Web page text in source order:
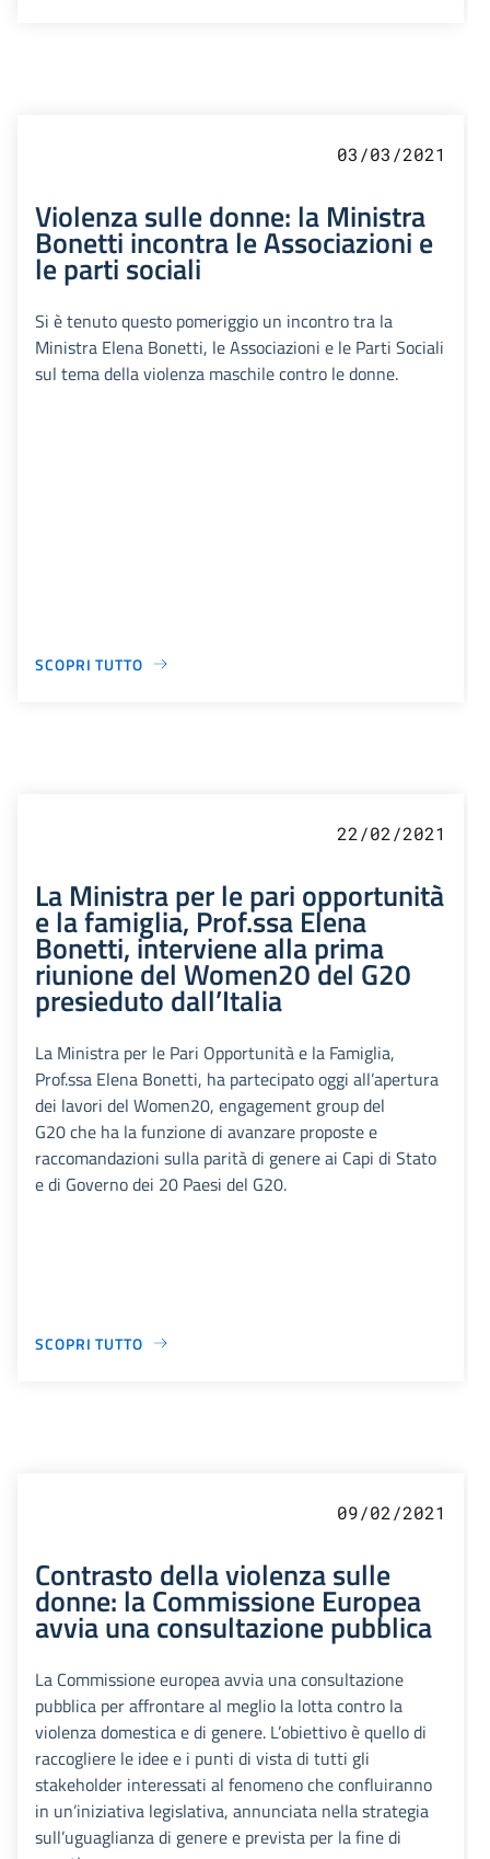
03/03/2021
Violenza sulle donne: la Ministra
Bonetti incontra le Associazioni e
le parti sociali
Si è tenuto questo pomeriggio un incontro tra la
Ministra Elena Bonetti, le Associazioni e le Parti Sociali
sul tema della violenza maschile contro le donne.
SCOPRI TUTTO
22/02/2021
La Ministra per le pari opportunità
e la famiglia, Prof.ssa Elena
Bonetti, interviene alla prima
riunione del Women20 del G20
presieduto dall’Italia
La Ministra per le Pari Opportunità e la Famiglia,
Prof.ssa Elena Bonetti, ha partecipato oggi all’apertura
dei lavori del Women20, engagement group del
G20 che ha la funzione di avanzare proposte e
raccomandazioni sulla parità di genere ai Capi di Stato
e di Governo dei 20 Paesi del G20.
SCOPRI TUTTO
09/02/2021
Contrasto della violenza sulle
donne: la Commissione Europea
avvia una consultazione pubblica
La Commissione europea avvia una consultazione
pubblica per affrontare al meglio la lotta contro la
violenza domestica e di genere. L’obiettivo è quello di
raccogliere le idee e i punti di vista di tutti gli
stakeholder interessati al fenomeno che confluiranno
in un’iniziativa legislativa, annunciata nella strategia
sull’uguaglianza di genere e prevista per la fine di